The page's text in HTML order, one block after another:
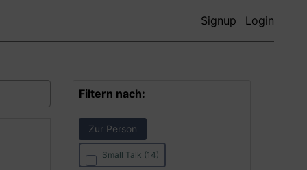
Signup Login
Filtern nach:
Zur Person
Small Talk (14)